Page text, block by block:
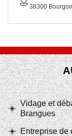
38300
Vidage et
Brangues
Entreprise de